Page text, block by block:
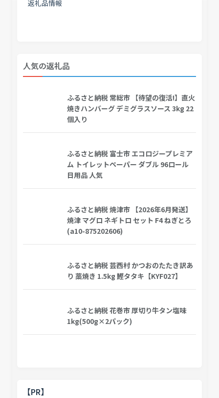
返礼品情報
人気の返礼品
ふるさと納税 常総市 【待望の復活!】直火
焼きハンバーグ デミグラスソース 3kg 22
個入り
ふるさと納税 富士市 エコロジープレミア
ム トイレットペーパー ダブル 96ロール
日用品 人気
ふるさと納税 焼津市 【2026年6月発送】
焼津 マグロ ネギトロ セット F4 ねぎとろ
(a10-875202606)
ふるさと納税 芸西村 かつおのたたき訳あ
り 藁焼き 1.5kg 鰹タタキ【KYF027】
ふるさと納税 花巻市 厚切り牛タン塩味
1kg(500g×2パック)
【PR】